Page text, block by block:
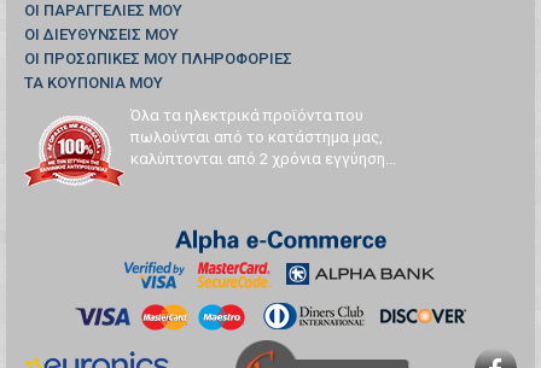
ΟΙ ΠΑΡΑΓΓΕΛΊΕΣ ΜΟΥ
ΟΙ ΔΙΕΥΘΎΝΣΕΙΣ ΜΟΥ
ΟΙ ΠΡΟΣΩΠΙΚΈΣ ΜΟΥ ΠΛΗΡΟΦΟΡΊΕΣ
ΤΑ ΚΟΥΠΌΝΙΑ ΜΟΥ
Όλα τα ηλεκτρικά προϊόντα που
πωλούνται από το κατάστημα μας,
καλύπτονται από 2 χρόνια εγγύηση...